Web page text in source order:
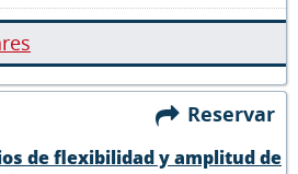
Reservar
de flexibilidad y amplitud de